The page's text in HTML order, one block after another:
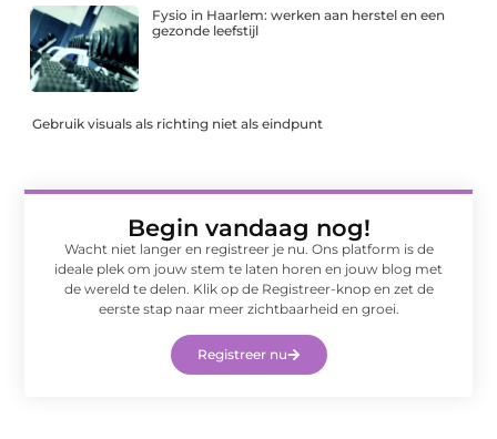
Fysio in Haarlem: werken aan herstel en een
gezonde leefstijl
Gebruik visuals als richting niet als eindpunt
Begin vandaag nog!
Wacht niet langer en registreer je nu. Ons platform is de
ideale plek om jouw stem te laten horen en jouw blog met
de wereld te delen. Klik op de Registreer-knop en zet de
eerste stap naar meer zichtbaarheid en groei.
Registreer nu